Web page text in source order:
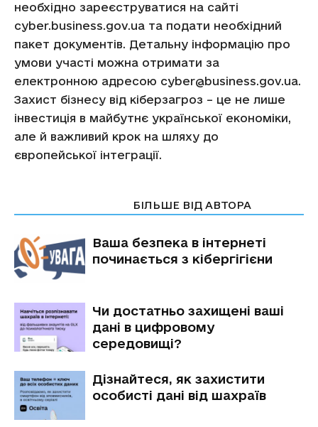
необхідно зареєструватися на сайті
cyber.business.gov.ua та подати необхідний
пакет документів. Детальну інформацію про
умови участі можна отримати за
електронною адресою cyber@business.gov.ua.
Захист бізнесу від кіберзагроз – це не лише
інвестиція в майбутнє української економіки,
але й важливий крок на шляху до
європейської інтеграції.
БІЛЬШЕ ВІД АВТОРА
Ваша безпека в інтернеті
починається з кібергігієни
Чи достатньо захищені ваші
дані в цифровому
середовищі?
Дізнайтеся, як захистити
особисті дані від шахраїв